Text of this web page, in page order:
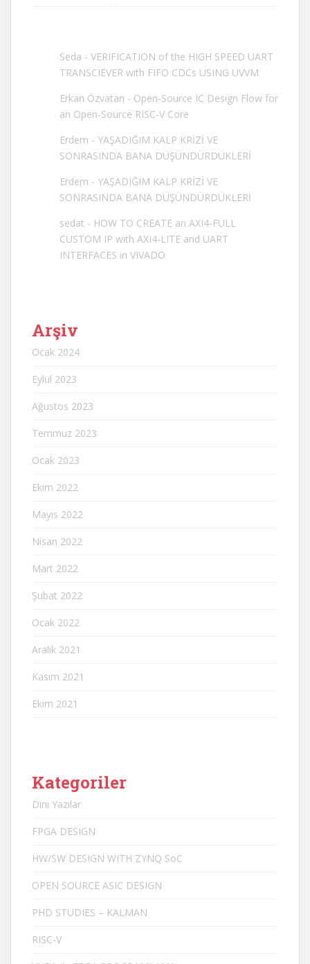
Seda - VERIFICATION of the HIGH SPEED UART
TRANSCIEVER with FIFO CDCs USING UVVM
Erkan Özvatan - Open-Source IC Design Flow for
an Open-Source RISC-V Core
Erdem - YAŞADIĞIM KALP KRİZİ VE
SONRASINDA BANA DÜŞÜNDÜRDÜKLERİ
Erdem - YAŞADIĞIM KALP KRİZİ VE
SONRASINDA BANA DÜŞÜNDÜRDÜKLERİ
sedat - HOW TO CREATE an AXI4-FULL
CUSTOM IP with AXI4-LITE and UART
INTERFACES in VIVADO
Arşiv
Ocak 2024
Eylül 2023
Ağustos 2023
Temmuz 2023
Ocak 2023
Ekim 2022
Mayıs 2022
Nisan 2022
Mart 2022
Şubat 2022
Ocak 2022
Aralık 2021
Kasım 2021
Ekim 2021
Kategoriler
Dini Yazılar
FPGA DESIGN
HW/SW DESIGN WITH ZYNQ SoC
OPEN SOURCE ASIC DESIGN
PHD STUDIES – KALMAN
RISC-V